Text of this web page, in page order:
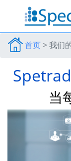
首页 >我们
当